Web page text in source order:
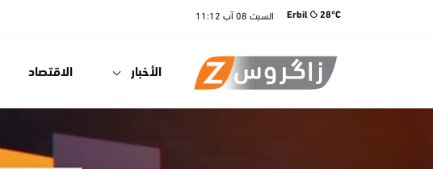
Erbil 28°C السبت 08 آب 11:12
الأخبار الاقتصاد